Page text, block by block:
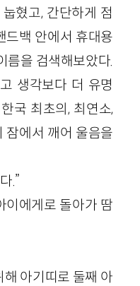
혔고, 간단하게 점
드백 안에서 휴대용
름을 검색해보았다.
생각보다 더 유명
국 최초의, 최연소,
잠에서 깨어 울음을
.”
이에게로 돌아가 땀
아기띠로 둘째 아